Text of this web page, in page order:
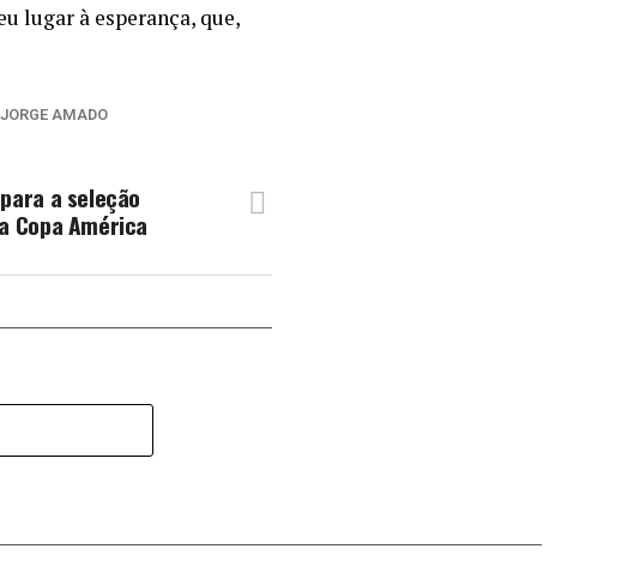
lugar à esperança, que,
JORGE AMADO
a seleção
Copa América